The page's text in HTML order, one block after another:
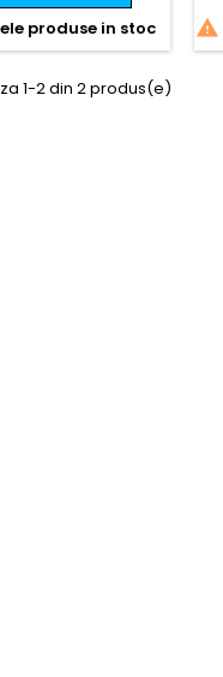
produse in stoc 
1-2 din 2 produs(e)